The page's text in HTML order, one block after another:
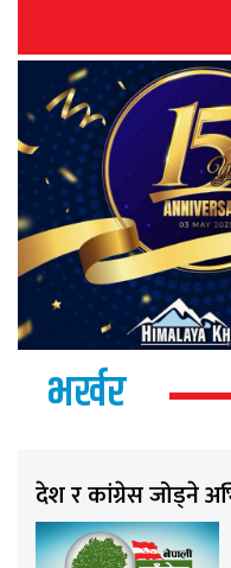
भर्खर
देश र कांग्रेस जोड्ने